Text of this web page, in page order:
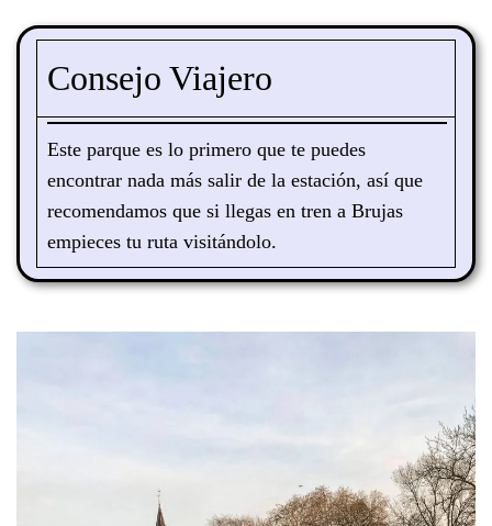
Consejo Viajero
Este parque es lo primero que te puedes
encontrar nada más salir de la estación, así que
recomendamos que si llegas en tren a Brujas
empieces tu ruta visitándolo.